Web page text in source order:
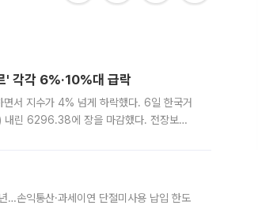
' 각각 6%·10%대 급락
서 지수가 4% 넘게 하락했다. 6일 한국거
린 6296.38에 장을 마감했다. 전장보다
…손익통산·과세이연 단절미사용 납입 한도